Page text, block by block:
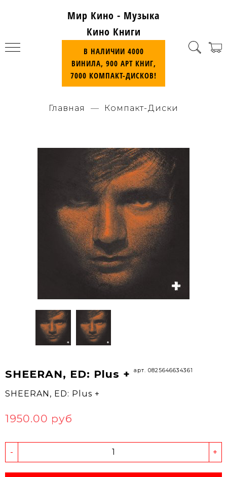
Мир Кино - Музыка
Кино Книги
В НАЛИЧИИ 4000
ВИНИЛА, 900 АРТ КНИГ,
7000 КОМПАКТ-ДИСКОВ!
Главная Компакт-Диски
SHEERAN, ED: Plus + арт. 0825646634361
SHEERAN, ED: Plus +
1950.00 руб
- +